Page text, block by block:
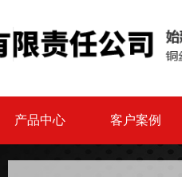
产品中心 客户案例